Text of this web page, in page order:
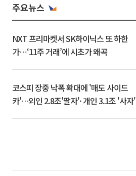
주요뉴스
NXT 프리마켓서 SK하이닉스 또 하한
가⋯‘11주 거래’에 시초가 왜곡
코스피 장중 낙폭 확대에 '매도 사이드
카'…외인 2.8조'팔자'· 개인 3.1조 '사자'